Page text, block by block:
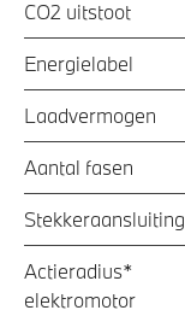
CO2 uitstoot
Energielabel
Laadvermogen
Aantal fasen
Stekkeraansluiting
Actieradius*
elektromotor